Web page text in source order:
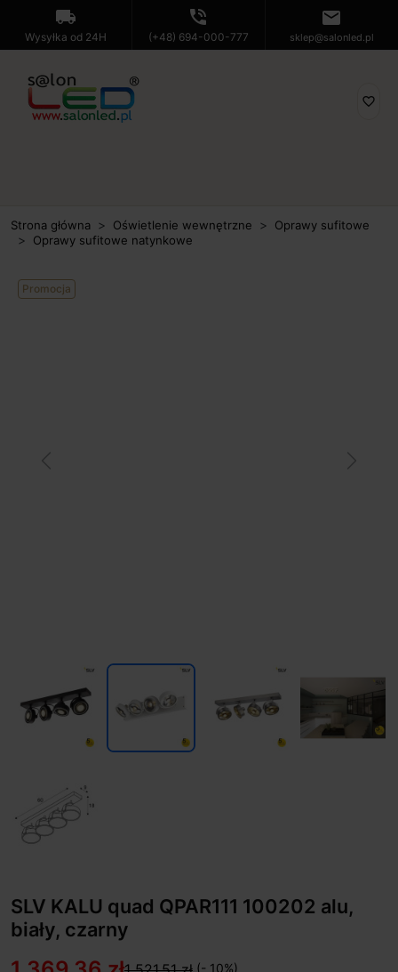
local_shipping
Wysyłka od 24H
phone_in_talk
(+48) 694-000-777
mail
sklep@salonled.pl
favorite_border
Strona główna Oświetlenie wewnętrzne
Oprawy sufitowe
Oprawy sufitowe natynkowe
Promocja
SLV KALU quad QPAR111 100202 alu,
biały, czarny
(- 10%)